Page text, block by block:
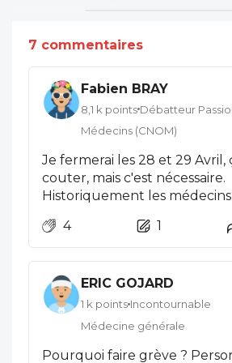
7 commentaires
Fabien BRAY
8,1 k points Débatteur
Médecins (CNOM)
Je fermerai les 28 et 29 Avril,
couter, mais c'est nécessaire.
Historiquement les
mais là on parle quand
la liberté d'installation, de
expliquant que ça ne va
qu'une infime partie des
les mêmes que ceux qui
pas grand chose, l'accepter
4
1
ERIC GOJARD
1 k points Incontournable
Médecine générale
Pourquoi faire grève ? Personne ne veut